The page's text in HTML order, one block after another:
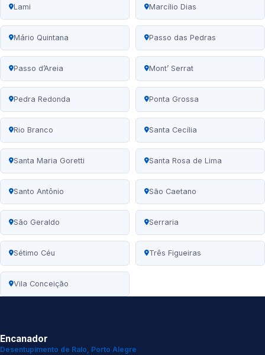
Lami Marcílio Dias
Mário Quintana Passo das Pedras
Passo d’Areia Mont’ Serrat
Pedra Redonda Ponta Grossa
Rio Branco Santa Cecília
Santa Maria Goretti Santa Rosa de Lima
Santo Antônio São Caetano
São Geraldo Serraria
Sétimo Céu Três Figueiras
Vila Conceição
Encanador
Desentupimento de Ralo, Porto Alegre